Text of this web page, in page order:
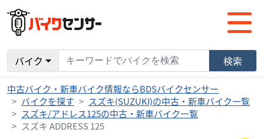
バイク 検索
中古バイク・新車バイク情報ならBDSバイクセンサー
バイクを探す
スズキ(SUZUKI)の中古・新車バイク一覧
スズキ/アドレス125の中古・新車バイク一覧
スズキ ADDRESS 125